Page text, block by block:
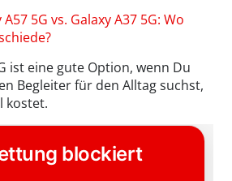
5G vs. Galaxy A37 5G: Wo
ist eine gute Option, wenn Du
Begleiter für den Alltag suchst,
kostet.